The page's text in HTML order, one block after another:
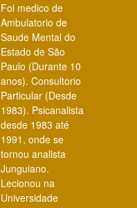
Foi medico de
Ambulatorio de
Saude Mental do
Estado de São
Paulo (Durante 10
anos). Consultorio
Particular (Desde
1983). Psicanalista
desde 1983 até
1991, onde se
tornou analista
Junguiano.
Lecionou na
Universidade